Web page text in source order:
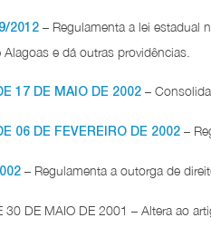
2012 – Regulamenta a lei estadual
e dá outras providências.
17 DE MAIO DE 2002 –
06 DE FEVEREIRO DE 2002 –
– Regulamenta a outorga de
30 DE MAIO DE 2001 – Altera ao